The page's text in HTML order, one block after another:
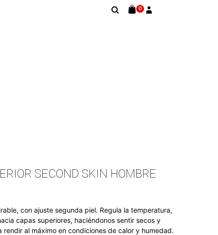
0
SECOND SKIN HOMBRE
con ajuste segunda piel. Regula la temperatura,
capas superiores, haciéndonos sentir secos y
rendir al máximo en condiciones de calor y humedad.